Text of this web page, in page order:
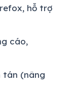
hỗ trợ
cáo,
tán (nâng